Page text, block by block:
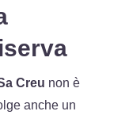
Creu non è
anche un